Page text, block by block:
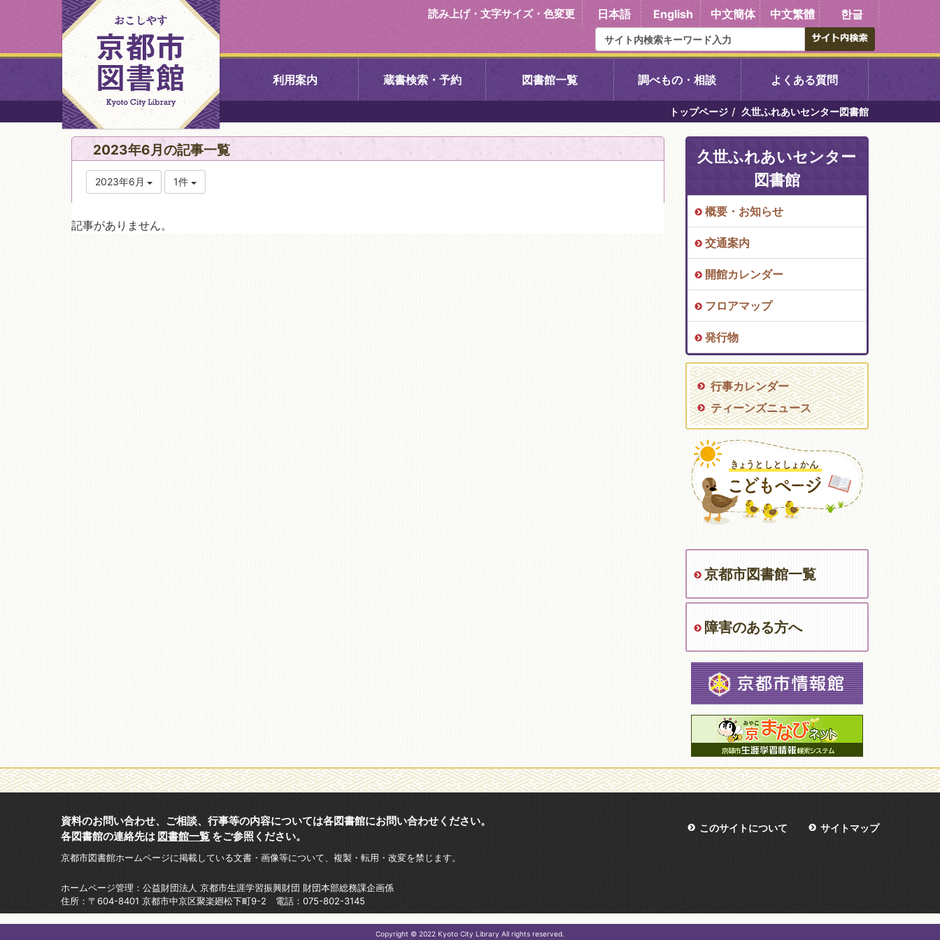
読み上げ・文字サイズ・色変更 日本語 English 中文簡体 中文繁體 한글
利用案内 蔵書検索・予約 図書館一覧
中央図書館 右京中央図書館 伏見中央図書館 醍醐中央図書館
北図書館 左京図書館 岩倉図書館 東山図書館
吉祥院図書館
向島図書館
コミュニティプラザ深草
図書館
調べもの・相談 よくある質問
トップページ 久世ふれあいセンター図書館
2023年6月の記事一覧
2023年6月 1件
記事がありません。
久世ふれあいセンター
図書館
概要・お知らせ
交通案内
開館カレンダー
フロアマップ
発行物
行事カレンダー
ティーンズニュース
京都市図書館一覧
障害のある方へ
このサイトについて サイトマップ
資料のお問い合わせ、ご相談、行事等の内容については各図書館にお問い合わせください。
各図書館の連絡先は 図書館一覧 をご参照ください。
京都市図書館ホームページに掲載している文書・画像等について、複製・転用・改変を禁じます。
ホームページ管理：公益財団法人 京都市生涯学習振興財団 財団本部総務課企画係
住所：〒604-8401 京都市中京区聚楽廻松下町9-2 電話：075-802-3145
Copyright © 2022 Kyoto City Library All rights reserved.